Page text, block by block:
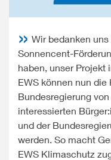
Wir bedanken
Sonnencent-
haben, unser Projekt
EWS können nun
Bundesregierung
interessierten
und der
werden. So macht
EWS Klimaschutz